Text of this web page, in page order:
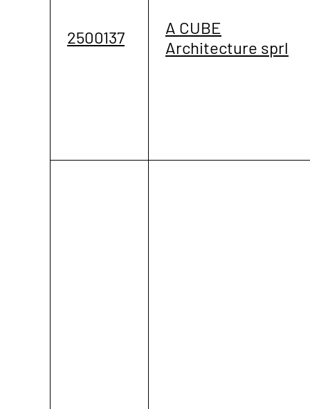
2500137
A CUBE
Architecture sprl